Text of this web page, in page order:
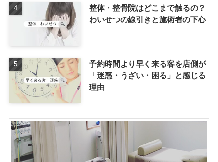
整体・整骨院はどこまで触るの？
わいせつの線引きと施術者の下心
予約時間より早く来る客を店側が
「迷惑・うざい・困る」と感じる
理由